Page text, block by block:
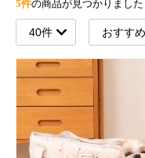
5件の商品が見つかりました